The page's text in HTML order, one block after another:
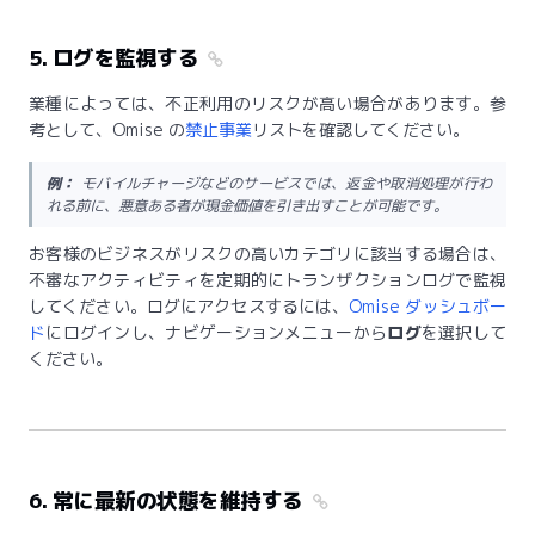
5. ログを監視する
業種によっては、不正利用のリスクが高い場合があります。参
考として、Omise の禁止事業リストを確認してください。
例： モバイルチャージなどのサービスでは、返金や取消処理が行わ
れる前に、悪意ある者が現金価値を引き出すことが可能です。
お客様のビジネスがリスクの高いカテゴリに該当する場合は、
不審なアクティビティを定期的にトランザクションログで監視
してください。ログにアクセスするには、 Omise ダッシュボー
ド にログインし、ナビゲーションメニューからログを選択して
ください。
6. 常に最新の状態を維持する